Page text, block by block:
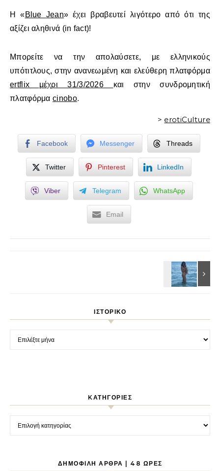
Η «Blue Jean» έχει βραβευτεί λιγότερο από ότι της
αξίζει αληθινά (in fact)!
Μπορείτε να την απολαύσετε, με ελληνικούς
υπότιτλους, στην ανανεωμένη και ελεύθερη πλατφόρμα
ertflix μέχρι 31/3/2026 και στην συνδρομητική
πλατφόρμαcinobo.
> erotiCulture
Facebook Messenger Threads
Twitter Pinterest LinkedIn
Viber Telegram WhatsApp
Email
ΙΣΤΟΡΙΚΌ
Ιστορικό
KΑΤΗΓΟΡΊΕΣ
Kατηγορίες
ΔΗΜΟΦΙΛΉ ΆΡΘΡΑ | 48 ΏΡΕΣ